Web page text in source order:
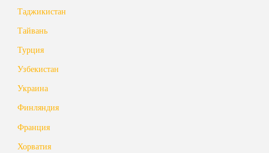
Таджикистан
Тайвань
Турция
Узбекистан
Украина
Финляндия
Франция
Хорватия